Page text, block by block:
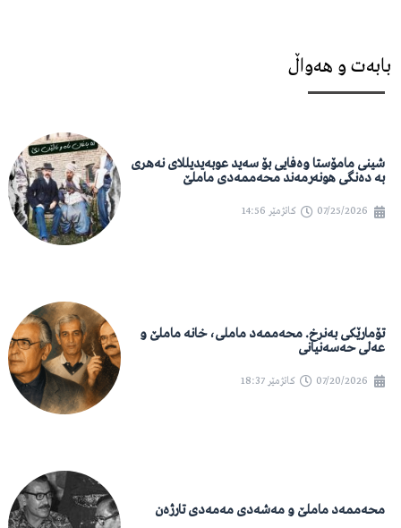
بابەت و هەواڵ
شینی مامۆستا وەفایی بۆ سەید عوبەیدیللای نەهری
بە دەنگی هونەرمەند محەممەدی ماملێ
07/25/2026 کاتژمێر 14:56
تۆمارێکی بەنرخ. محەممەد ماملی، خانە ماملێ و
عەلی حەسەنیانی
07/20/2026 کاتژمێر 18:37
محەممەد ماملێ و مەشەدی مەمەدی تارژەن